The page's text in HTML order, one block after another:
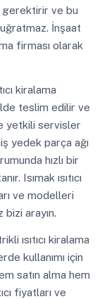
gerektirir ve bu
İnşaat
firması olarak
kiralama
teslim edilir ve
yetkili servisler
yedek parça ağı
hızlı bir
Isımak ısıtıcı
ve modelleri
arayın.
ısıtıcı kiralama
kullanımı için
satın alma hem
fiyatları ve